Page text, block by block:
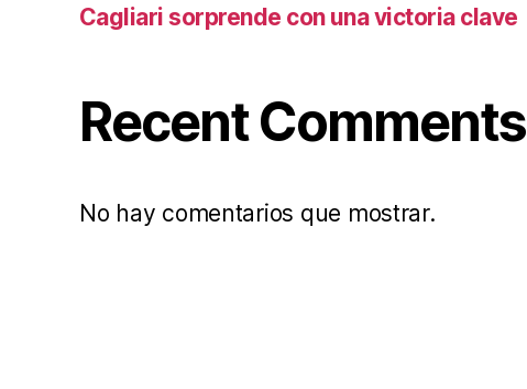
Cagliari sorprende con una victoria clave
Recent Comments
No hay comentarios que mostrar.